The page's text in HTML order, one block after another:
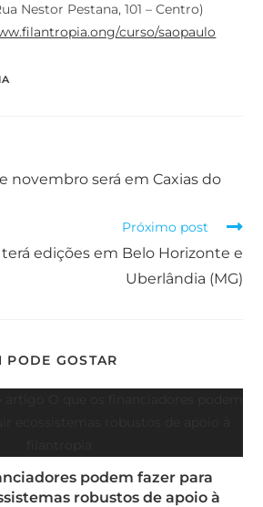
Nestor Pestana, 101 – Centro)
curso/saopaulo
novembro será em Caxias do
Próximo post
edições em Belo Horizonte e
Uberlândia (MG)
PODE GOSTAR
podem fazer para
robustos de apoio à